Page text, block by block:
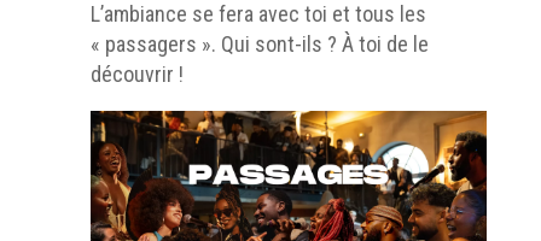
L’ambiance se fera avec toi et tous les
« passagers ». Qui sont-ils ? À toi de le
découvrir !